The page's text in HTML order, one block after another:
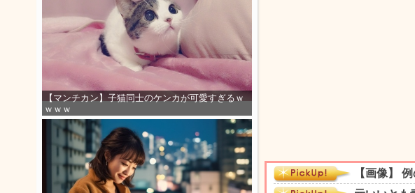
【マンチカン】子猫同士のケンカが可愛すぎるｗ
ｗｗｗ